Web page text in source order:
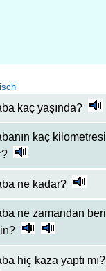
kaç yaşında?
kaç kilometresi
ne kadar?
ne zamandan beri
hiç kaza yaptı mı?